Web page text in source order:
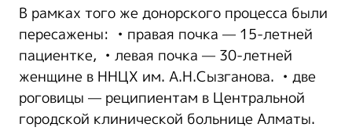
В рамках того же донорского процесса были
пересажены: • правая почка — 15-летней
пациентке, • левая почка — 30-летней
женщине в ННЦХ им. А.Н.Сызганова. • две
роговицы — реципиентам в Центральной
городской клинической больнице Алматы.